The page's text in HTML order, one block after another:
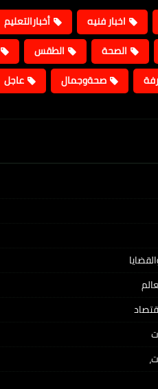
اخبار فنيه أخبارالتعليم
الصحة الطقس
صحةوجمال عاجل